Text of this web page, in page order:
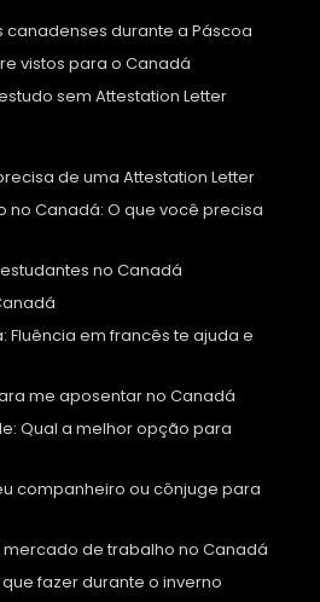
durante a Páscoa
vistos para o Canadá
sem Attestation Letter
de uma Attestation Letter
no Canadá: O que você precisa
no Canadá
Fluência em francês te ajuda e
me aposentar no Canadá
Qual a melhor opção para
companheiro ou cônjuge para
de trabalho no Canadá
fazer durante o inverno